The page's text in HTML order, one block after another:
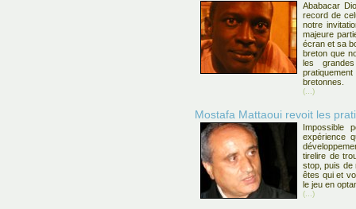
Ababacar
record de
notre
majeure
écran et sa
breton que
les
bretonnes.
(...)
Mostafa Mattaoui revoit les
Impossible
expérience
tirelire de
stop, puis de
êtes qui et
le jeu en
(...)